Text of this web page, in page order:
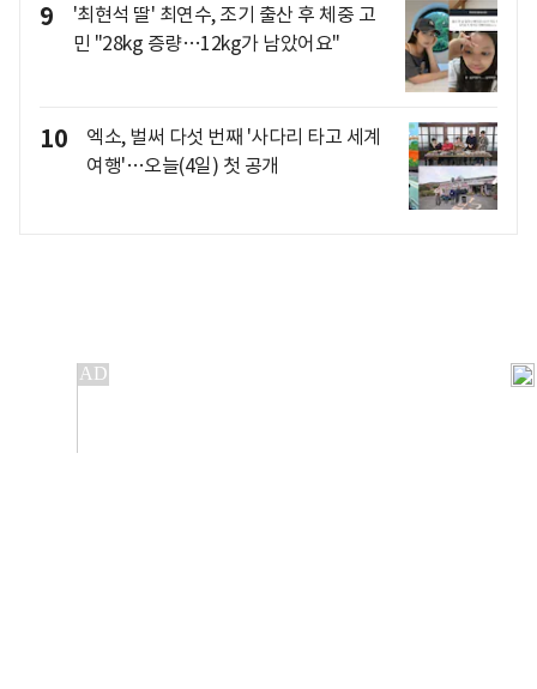
9
'최현석 딸' 최연수, 조기 출산 후 체중 고
민 "28kg 증량…12kg가 남았어요"
10
엑소, 벌써 다섯 번째 '사다리 타고 세계
여행'…오늘(4일) 첫 공개